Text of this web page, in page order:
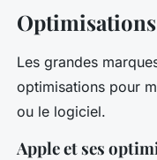
Les grandes
optimisations pour
ou le logiciel.
Apple et ses